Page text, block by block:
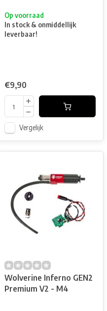
Op voorraad
In stock & onmiddellijk
leverbaar!
€9,90
Vergelijk
Wolverine Inferno GEN2
Premium V2 - M4